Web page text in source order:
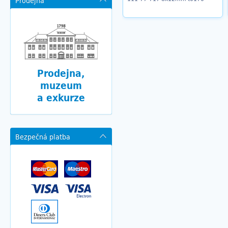
Prodejna,
muzeum
a exkurze
Bezpečná platba